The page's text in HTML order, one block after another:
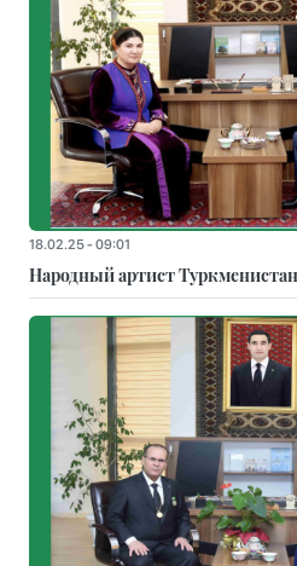
18.02.25 - 09:01
Народный артист